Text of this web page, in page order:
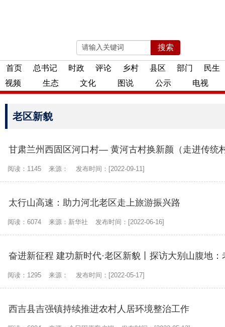
搜索
2026年08月08日 星期六
首页 总书记 时政 评论 乡村 县区 部门
民生
视频
生态 文化 图说 公示 电视
老区新貌
甘肃兰州西固区河口村— 黄河古村换新颜（走进传统
阅读：1145 来源： 发布时间：[2022-09-11]
太行山高速：助力河北老区走上旅游振兴路
阅读：6074 来源：新华社 发布时间：[2022-06-16]
奋进新征程 建功新时代·老区新貌丨探访大别山腹地
阅读：1295 来源： 发布时间：[2022-05-17]
西吉县吉强镇持续推进农村人居环境整治工作